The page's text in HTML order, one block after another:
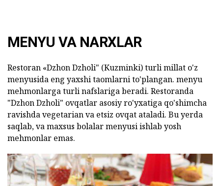
MENYU VA NARXLAR
Restoran «Dzhon Dzholi" (Kuzminki) turli millat o'z
menyusida eng yaxshi taomlarni to'plangan. menyu
mehmonlarga turli nafslariga beradi. Restoranda
"Dzhon Dzholi" ovqatlar asosiy ro'yxatiga qo'shimcha
ravishda vegetarian va etsiz ovqat ataladi. Bu yerda
saqlab, va maxsus bolalar menyusi ishlab yosh
mehmonlar emas.